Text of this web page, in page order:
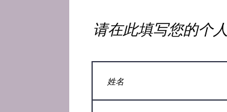
请在此填写您的个